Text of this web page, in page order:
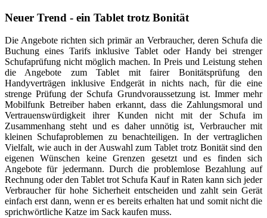
Neuer Trend - ein Tablet trotz Bonität
Die Angebote richten sich primär an Verbraucher, deren Schufa die
Buchung eines Tarifs inklusive Tablet oder Handy bei strenger
Schufaprüfung nicht möglich machen. In Preis und Leistung stehen
die Angebote zum Tablet mit fairer Bonitätsprüfung den
Handyverträgen inklusive Endgerät in nichts nach, für die eine
strenge Prüfung der Schufa Grundvoraussetzung ist. Immer mehr
Mobilfunk Betreiber haben erkannt, dass die Zahlungsmoral und
Vertrauenswürdigkeit ihrer Kunden nicht mit der Schufa im
Zusammenhang steht und es daher unnötig ist, Verbraucher mit
kleinen Schufaproblemen zu benachteiligen. In der vertraglichen
Vielfalt, wie auch in der Auswahl zum Tablet trotz Bonität sind den
eigenen Wünschen keine Grenzen gesetzt und es finden sich
Angebote für jedermann. Durch die problemlose Bezahlung auf
Rechnung oder den Tablet trot Schufa Kauf in Raten kann sich jeder
Verbraucher für hohe Sicherheit entscheiden und zahlt sein Gerät
einfach erst dann, wenn er es bereits erhalten hat und somit nicht die
sprichwörtliche Katze im Sack kaufen muss.